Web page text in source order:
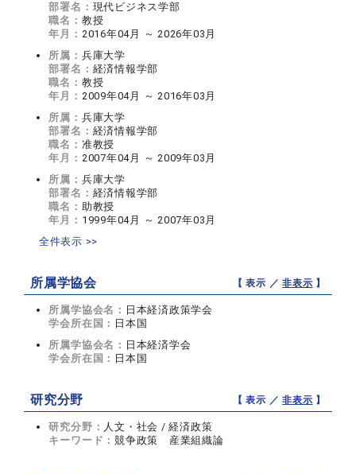
部署名： 現代ビジネス学部
職名： 教授
年月： 2016年04月 ～ 2026年03月
所属： 兵庫大学
部署名： 経済情報学部
職名： 教授
年月： 2009年04月 ～ 2016年03月
所属： 兵庫大学
部署名： 経済情報学部
職名： 准教授
年月： 2007年04月 ～ 2009年03月
所属： 兵庫大学
部署名： 経済情報学部
職名： 助教授
年月： 1999年04月 ～ 2007年03月
全件表示 >>
所属学協会 【 表示 ／非表示 】
所属学協会名： 日本経済政策学会
学会所在国： 日本国
所属学協会名： 日本経済学会
学会所在国： 日本国
研究分野 【 表示 ／非表示 】
研究分野： 人文・社会 / 経済政策
キーワード：競争政策 産業組織論